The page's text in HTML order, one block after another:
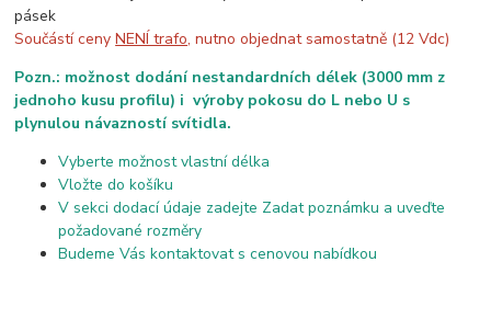
pásek
Součástí cenyNENÍ trafo, nutno objednat samostatně (12 Vdc)
Pozn.: možnost dodání nestandardních délek (3000 mm z
jednoho kusu profilu) i výroby pokosu do L nebo U s
plynulou návazností svítidla.
Vyberte možnost vlastní délka
Vložte do košíku
V sekci dodací údaje zadejte Zadat poznámku a uveďte
požadované rozměry
Budeme Vás kontaktovat s cenovou nabídkou